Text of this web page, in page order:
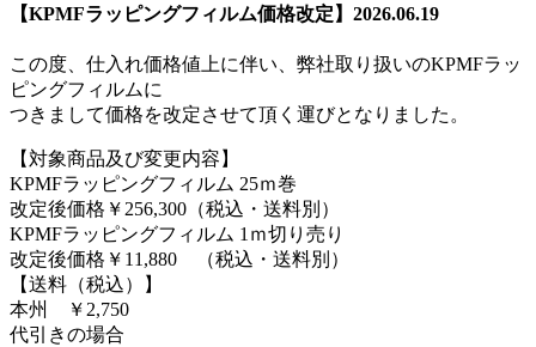
【KPMFラッピングフィルム価格改定】2026.06.19
この度、仕入れ価格値上に伴い、弊社取り扱いのKPMFラッ
ピングフィルムに
つきまして価格を改定させて頂く運びとなりました。
【対象商品及び変更内容】
KPMFラッピングフィルム 25ｍ巻
改定後価格￥256,300（税込・送料別）
KPMFラッピングフィルム 1ｍ切り売り
改定後価格￥11,880 （税込・送料別）
【送料（税込）】
本州 ￥2,750
代引きの場合